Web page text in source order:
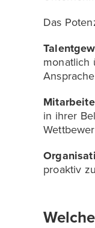
Das
monatlich
in ihrer
proaktiv